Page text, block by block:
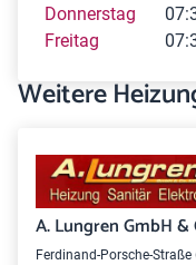
Donnerstag
Freitag
Weitere
A. Lungren GmbH &
Ferdinand-Porsche-